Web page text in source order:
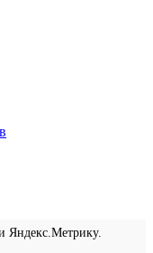
Яндекс.Метрику.